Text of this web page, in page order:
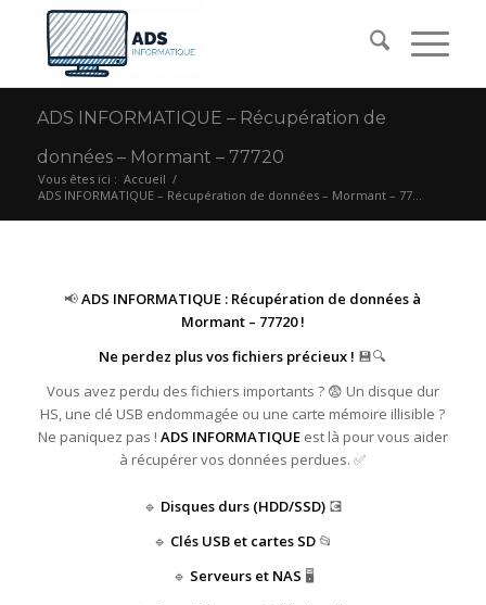
ADS INFORMATIQUE – Récupération de
données – Mormant – 77720
Vous êtes ici : Accueil /
ADS INFORMATIQUE – Récupération de données – Mormant – 77...
📢ADS INFORMATIQUE : Récupération de données à
Mormant – 77720 !
Ne perdez plus vos fichiers précieux ! 💾🔍
Vous avez perdu des fichiers importants ? 😨 Un disque dur
HS, une clé USB endommagée ou une carte mémoire illisible ?
Ne paniquez pas ! ADS INFORMATIQUEest là pour vous aider
à récupérer vos données perdues. ✅
🔹 Disques durs (HDD/SSD)💽
🔹 Clés USB et cartes SD📂
🔹 Serveurs et NAS 🖥️